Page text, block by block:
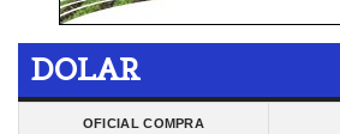
DOLAR
OFICIAL COMPRA